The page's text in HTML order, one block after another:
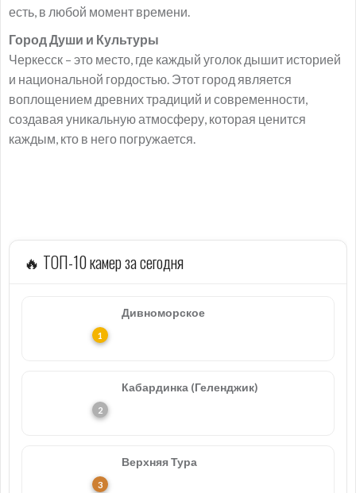
есть, в любой момент времени.
Город Души и Культуры
Черкесск – это место, где каждый уголок дышит историей
и национальной гордостью. Этот город является
воплощением древних традиций и современности,
создавая уникальную атмосферу, которая ценится
каждым, кто в него погружается.
🔥 ТОП-10 камер за сегодня
Дивноморское
Кабардинка (Геленджик)
Верхняя Тура